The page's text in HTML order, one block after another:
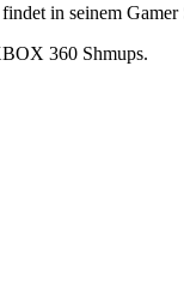
in seinem
360 Shmups.